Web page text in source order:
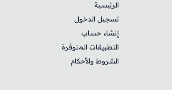
الرئيسية
تسجيل الدخول
إنشاء حساب
التطبيقات المتوفرة
الشروط والأحكام